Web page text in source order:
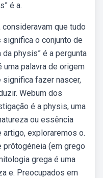
é a.
que tudo
o conjunto de
physis” é a pergunta
palavra de origem
significa fazer nascer,
Webum dos
é a physis, uma
ou essência
exploraremos o.
prôtogéneia (em grego
grega é uma
e. Preocupados em